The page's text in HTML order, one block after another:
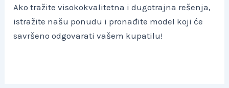
Ako tražite visokokvalitetna i dugotrajna rešenja,
istražite našu ponudu i pronađite model koji će
savršeno odgovarati vašem kupatilu!